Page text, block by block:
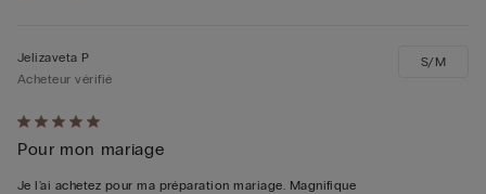
Évalué
5sur 5
Jelizaveta P
Acheteur vérifié
Pour mon mariage
Je l'ai achetez pour ma préparation mariage. Magnifique
S/M